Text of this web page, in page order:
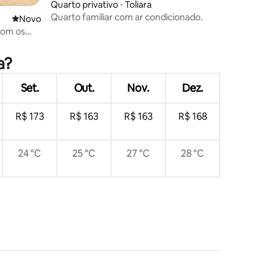
Novo lugar para ficar
Novo
os
Quarto privativo ⋅ Toliara
Quarto familiar com ar condicionado.
Set. Out. Nov. Dez.
R$ 173 R$ 163 R$ 163 R$ 168
24 °C 25 °C 27 °C 28 °C